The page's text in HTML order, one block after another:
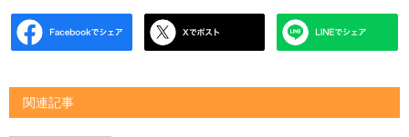
関連記事